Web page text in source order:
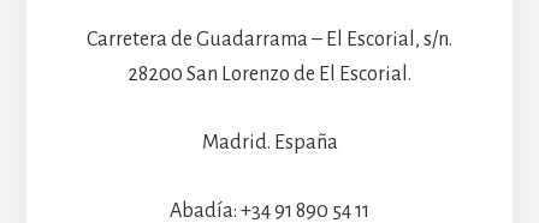
Carretera de Guadarrama – El Escorial, s/n.
28200 San Lorenzo de El Escorial.
Madrid. España
Abadía: +34 91 890 54 11